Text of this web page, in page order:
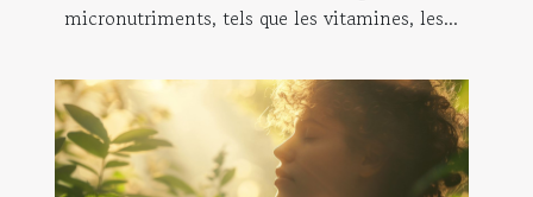
micronutriments, tels que les vitamines, les...